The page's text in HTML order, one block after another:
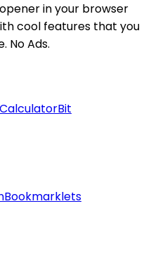
in your browser
cool features that you
No Ads.
CalculatorBit
Bookmarklets